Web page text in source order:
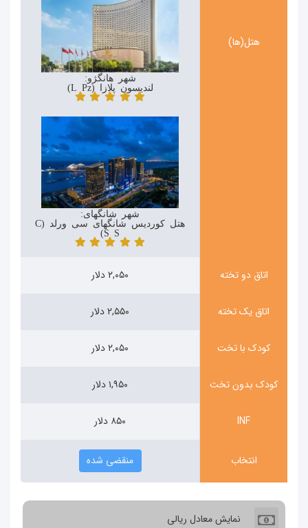
شهر هانگژو:
لندیسون پلازا (Landison Plaza)
شهر شانگهای:
Shanghai Seaworld)
اتاق دو تخته
اتاق یک تخته
کودک با تخت
بدون تخت
منقضی شده
نمایش معادل ریالی